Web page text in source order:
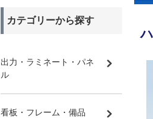
カテゴリーから探す
出力・ラミネート・パネ
ル
看板・フレーム・備品